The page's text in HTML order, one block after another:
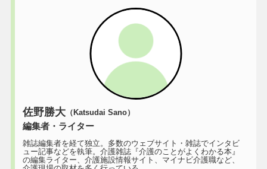
佐野勝大（Katsudai Sano）
編集者・ライター
雑誌編集者を経て独立。多数のウェブサイト・雑誌でインタビ
ュー記事などを執筆。介護雑誌『介護のことがよくわかる本』
の編集ライター、介護施設情報サイト、マイナビ介護職など、